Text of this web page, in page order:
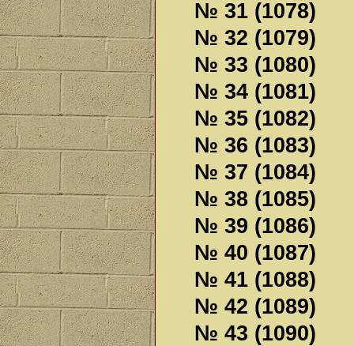
№ 31 (1078)
№ 32 (1079)
№ 33 (1080)
№ 34 (1081)
№ 35 (1082)
№ 36 (1083)
№ 37 (1084)
№ 38 (1085)
№ 39 (1086)
№ 40 (1087)
№ 41 (1088)
№ 42 (1089)
№ 43 (1090)